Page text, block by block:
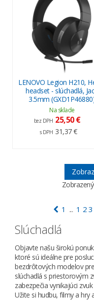
LENOVO Legion H210,
headset - slúchadlá,
3.5mm
Na sklade
bez DPH 25,50 €
s DPH 31,37 €
1 ... 1 2 3
Slúchadlá
Objavte našu širokú
ktoré sú ideálne pre
bezdrôtových modelov
slúchadlá s priestorovým
zabezpečia vynikajúci
Užite si hudbu, filmy a hry